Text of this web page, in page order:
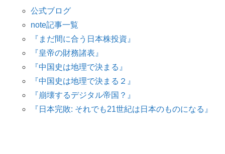
公式ブログ
note記事一覧
『まだ間に合う日本株投資』
『皇帝の財務諸表』
『中国史は地理で決まる』
『中国史は地理で決まる２』
『崩壊するデジタル帝国？』
『日本完敗: それでも21世紀は日本のものになる』